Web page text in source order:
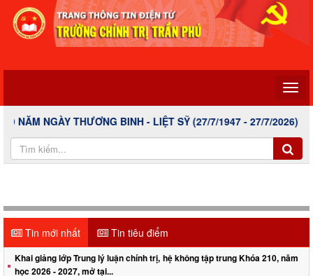
BINH - LIỆT SỸ (27/7/1947 - 27/7/2026)!
Tin mới nhất Tin tiêu điểm
Khai giảng lớp Trung lý luận chính trị, hệ không tập trung Khóa 210, năm
học 2026 - 2027, mở tại...